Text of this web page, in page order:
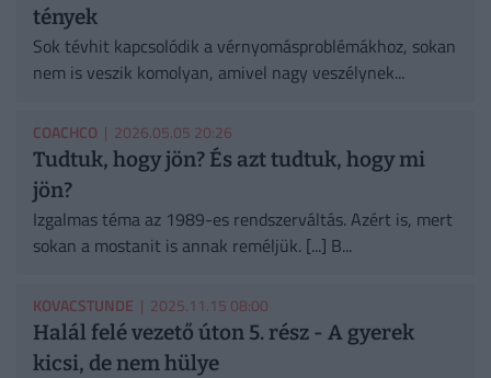
tények
Sok tévhit kapcsolódik a vérnyomásproblémákhoz, sokan
nem is veszik komolyan, amivel nagy veszélynek...
COACHCO | 2026.05.05 20:26
Tudtuk, hogy jön? És azt tudtuk, hogy mi
jön?
Izgalmas téma az 1989-es rendszerváltás. Azért is, mert
sokan a mostanit is annak reméljük. [...] B...
KOVACSTUNDE | 2025.11.15 08:00
Halál felé vezető úton 5. rész - A gyerek
kicsi, de nem hülye